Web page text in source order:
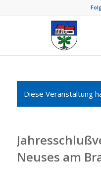
Diese Veranstaltung
Neuses am